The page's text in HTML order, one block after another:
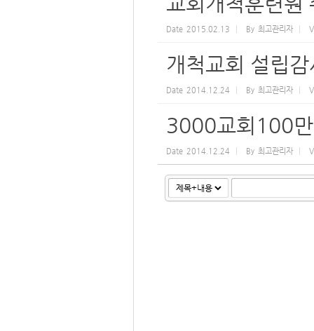
Date 2015.02.13 By 최고관리자
개척교회 설립
Date 2014.12.24 By 최고관리자
3000교회100만
Date 2014.12.24 By 최고관리자